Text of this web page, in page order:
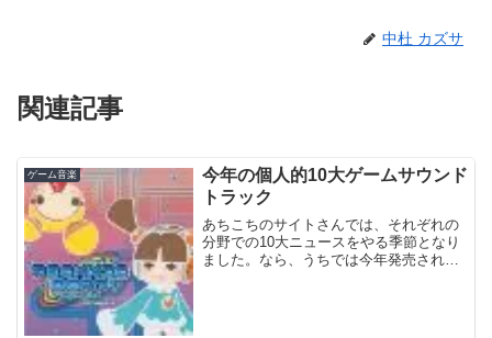
中杜 カズサ
関連記事
ゲーム音楽
今年の個人的10大ゲームサウンド
トラック
あちこちのサイトさんでは、それぞれの
分野での10大ニュースをやる季節となり
ました。なら、うちでは今年発売された